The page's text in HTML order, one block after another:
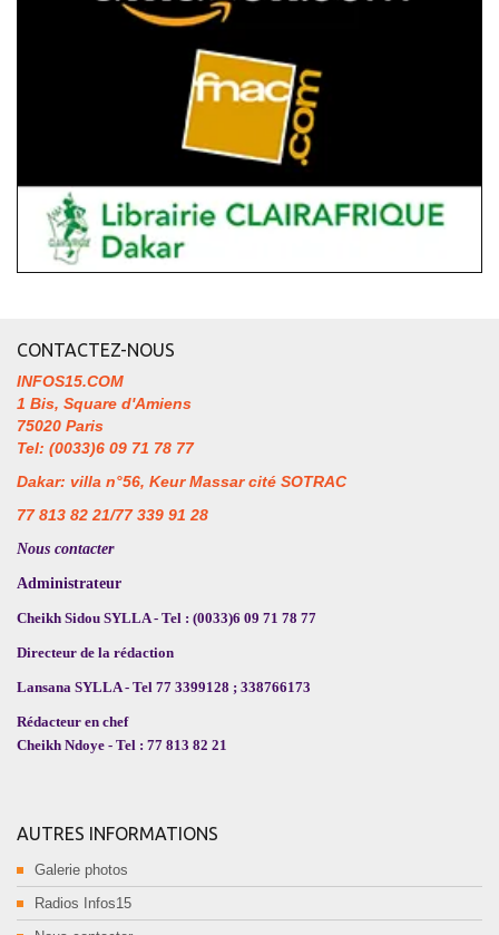
CONTACTEZ-NOUS
INFOS15.COM
1 Bis, Square d'Amiens
75020 Paris
Tel: (0033)6 09 71 78 77
Dakar: villa n°56, Keur Massar cité SOTRAC
77 813 82 21/77 339 91 28
Nous contacter
Administrateur
Cheikh Sidou SYLLA - Tel : (0033)6 09 71 78 77
Directeur de la rédaction
Lansana SYLLA - Tel 77 3399128 ; 338766173
Rédacteur en chef
Cheikh Ndoye - Tel : 77 813 82 21
AUTRES INFORMATIONS
Galerie photos
Radios Infos15